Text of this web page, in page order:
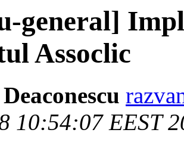
general]
Assoclic
10:54:07 EEST